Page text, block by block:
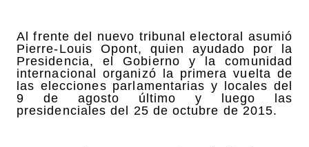
Al frente del nuevo tribunal electoral asumió
Pierre-Louis Opont, quien ayudado por la
Presidencia, el Gobierno y la comunidad
internacional organizó la primera vuelta de
las elecciones parlamentarias y locales del
9 de agosto último y luego las
presidenciales del 25 de octubre de 2015.